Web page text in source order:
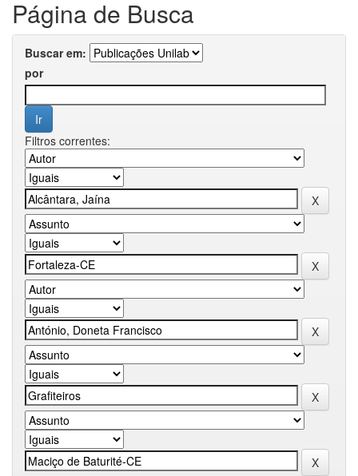
Página de Busca
Buscar em:
por
Filtros correntes: